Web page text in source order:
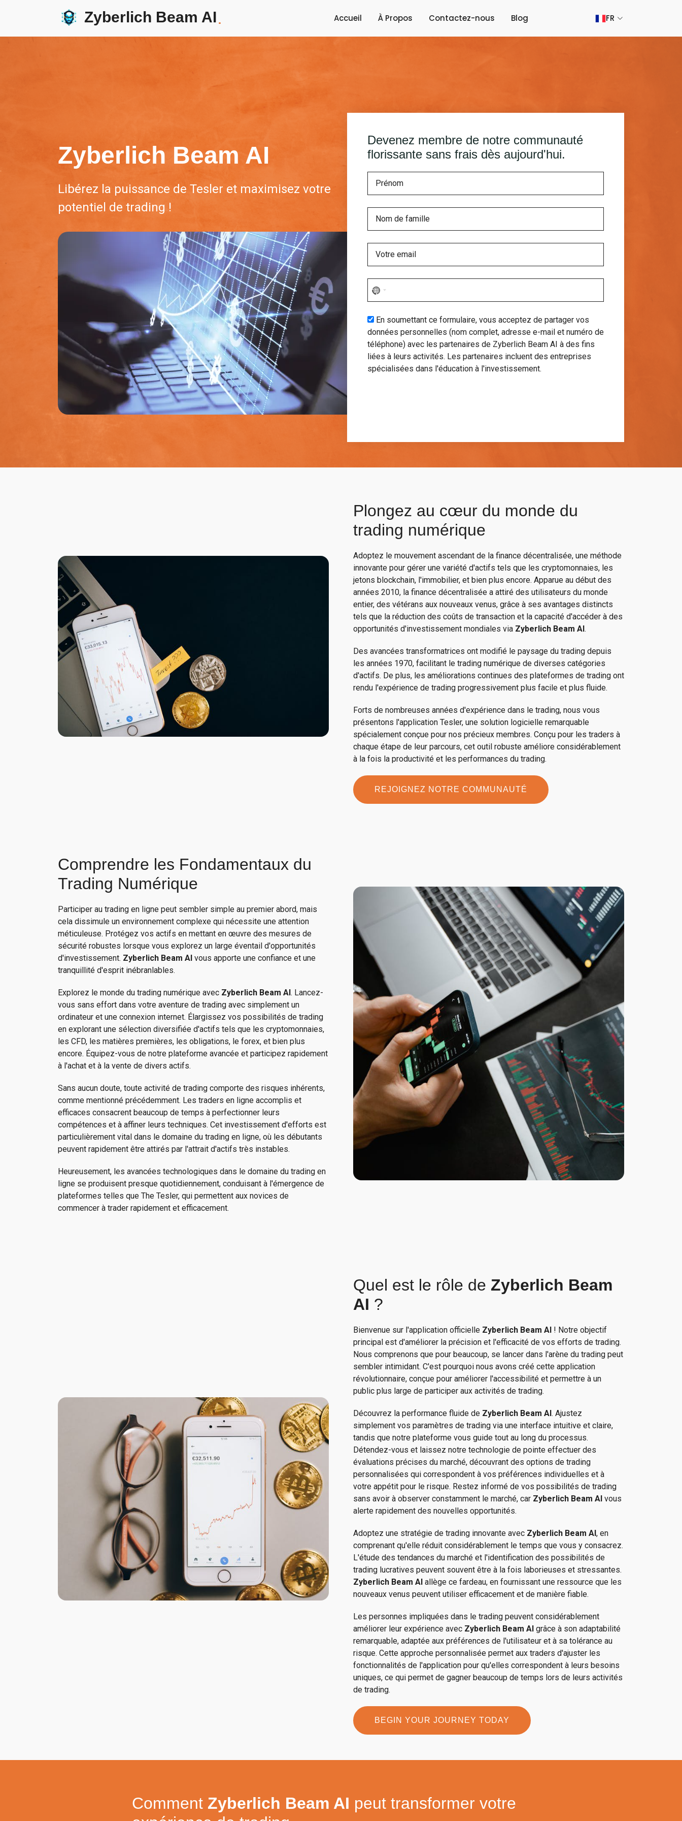
Zyberlich Beam AI. Accueil À Propos Contactez-nous Blog FR
Zyberlich Beam AI
Libérez la puissance de Tesler et maximisez votre
potentiel de trading !
Devenez membre de notre communauté
florissante sans frais dès aujourd'hui.
No
country
selected
En soumettant ce formulaire, vous acceptez de partager vos
données personnelles (nom complet, adresse e-mail et numéro de
téléphone) avec les partenaires de Zyberlich Beam AI à des fins
liées à leurs activités. Les partenaires incluent des entreprises
spécialisées dans l'éducation à l'investissement.
Plongez au cœur du monde du
trading numérique
Adoptez le mouvement ascendant de la finance décentralisée, une méthode
innovante pour gérer une variété d'actifs tels que les cryptomonnaies, les
jetons blockchain, l'immobilier, et bien plus encore. Apparue au début des
années 2010, la finance décentralisée a attiré des utilisateurs du monde
entier, des vétérans aux nouveaux venus, grâce à ses avantages distincts
tels que la réduction des coûts de transaction et la capacité d'accéder à des
opportunités d'investissement mondiales via Zyberlich Beam AI.
Des avancées transformatrices ont modifié le paysage du trading depuis
les années 1970, facilitant le trading numérique de diverses catégories
d'actifs. De plus, les améliorations continues des plateformes de trading ont
rendu l'expérience de trading progressivement plus facile et plus fluide.
Forts de nombreuses années d'expérience dans le trading, nous vous
présentons l'application Tesler, une solution logicielle remarquable
spécialement conçue pour nos précieux membres. Conçu pour les traders à
chaque étape de leur parcours, cet outil robuste améliore considérablement
à la fois la productivité et les performances du trading.
REJOIGNEZ NOTRE COMMUNAUTÉ
Comprendre les Fondamentaux du
Trading Numérique
Participer au trading en ligne peut sembler simple au premier abord, mais
cela dissimule un environnement complexe qui nécessite une attention
méticuleuse. Protégez vos actifs en mettant en œuvre des mesures de
sécurité robustes lorsque vous explorez un large éventail d'opportunités
d'investissement. Zyberlich Beam AI vous apporte une confiance et une
tranquillité d'esprit inébranlables.
Explorez le monde du trading numérique avec Zyberlich Beam AI. Lancez-
vous sans effort dans votre aventure de trading avec simplement un
ordinateur et une connexion internet. Élargissez vos possibilités de trading
en explorant une sélection diversifiée d'actifs tels que les cryptomonnaies,
les CFD, les matières premières, les obligations, le forex, et bien plus
encore. Équipez-vous de notre plateforme avancée et participez rapidement
à l'achat et à la vente de divers actifs.
Sans aucun doute, toute activité de trading comporte des risques inhérents,
comme mentionné précédemment. Les traders en ligne accomplis et
efficaces consacrent beaucoup de temps à perfectionner leurs
compétences et à affiner leurs techniques. Cet investissement d'efforts est
particulièrement vital dans le domaine du trading en ligne, où les débutants
peuvent rapidement être attirés par l'attrait d'actifs très instables.
Heureusement, les avancées technologiques dans le domaine du trading en
ligne se produisent presque quotidiennement, conduisant à l'émergence de
plateformes telles que The Tesler, qui permettent aux novices de
commencer à trader rapidement et efficacement.
Quel est le rôle de Zyberlich Beam
AI ?
Bienvenue sur l'application officielle Zyberlich Beam AI ! Notre objectif
principal est d'améliorer la précision et l'efficacité de vos efforts de trading.
Nous comprenons que pour beaucoup, se lancer dans l'arène du trading peut
sembler intimidant. C'est pourquoi nous avons créé cette application
révolutionnaire, conçue pour améliorer l'accessibilité et permettre à un
public plus large de participer aux activités de trading.
Découvrez la performance fluide de Zyberlich Beam AI. Ajustez
simplement vos paramètres de trading via une interface intuitive et claire,
tandis que notre plateforme vous guide tout au long du processus.
Détendez-vous et laissez notre technologie de pointe effectuer des
évaluations précises du marché, découvrant des options de trading
personnalisées qui correspondent à vos préférences individuelles et à
votre appétit pour le risque. Restez informé de vos possibilités de trading
sans avoir à observer constamment le marché, car Zyberlich Beam AI vous
alerte rapidement des nouvelles opportunités.
Adoptez une stratégie de trading innovante avec Zyberlich Beam AI, en
comprenant qu'elle réduit considérablement le temps que vous y consacrez.
L'étude des tendances du marché et l'identification des possibilités de
trading lucratives peuvent souvent être à la fois laborieuses et stressantes.
Zyberlich Beam AI allège ce fardeau, en fournissant une ressource que les
nouveaux venus peuvent utiliser efficacement et de manière fiable.
Les personnes impliquées dans le trading peuvent considérablement
améliorer leur expérience avec Zyberlich Beam AI grâce à son adaptabilité
remarquable, adaptée aux préférences de l'utilisateur et à sa tolérance au
risque. Cette approche personnalisée permet aux traders d'ajuster les
fonctionnalités de l'application pour qu'elles correspondent à leurs besoins
uniques, ce qui permet de gagner beaucoup de temps lors de leurs activités
de trading.
BEGIN YOUR JOURNEY TODAY
Comment Zyberlich Beam AI peut transformer votre